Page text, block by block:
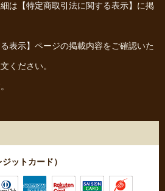
は 【特定商取引法に関する表示】 に掲
表示】 ページの掲載内容をご確認いた
ください。
ットカード）